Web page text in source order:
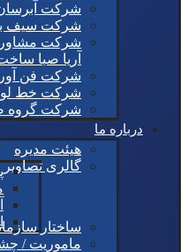
شرکت
شرکت سیف
شرکت مشاور
آریا صبا
شرکت فن
شرکت خط
شرکت گروه
درباره ما
هیئت مدیره
گالری تصاویر
ساختار
ماموریت /